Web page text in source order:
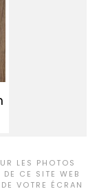
LES PHOTOS
CE SITE WEB
VOTRE ÉCRAN